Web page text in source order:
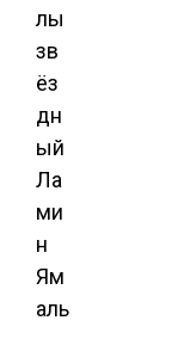
лы
зв
ёз
дн
ый
Ла
ми
н
Ям
аль